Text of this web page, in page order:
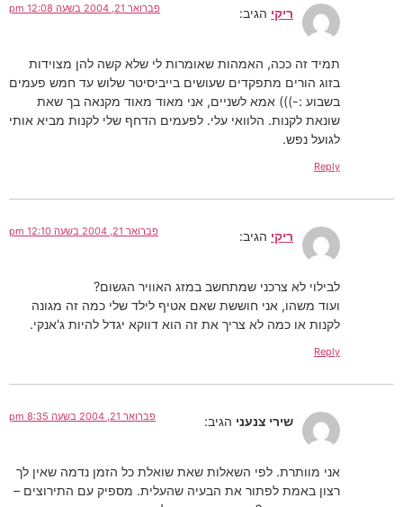
ריקי הגיב: פברואר 21, 2004 בשעה 12:08 pm
תמיד זה ככה, האמהות שאומרות לי שלא קשה להן מצוידות
בזוג הורים מתפקדים שעושים בייביסיטר שלוש עד חמש פעמים
בשבוע :-))) אמא לשניים, אני מאוד מאוד מקנאה בך שאת
שונאת לקנות. הלוואי עלי. לפעמים הדחף שלי לקנות מביא אותי
לגועל נפש.
Reply
ריקי הגיב: פברואר 21, 2004 בשעה 12:10 pm
לבילוי לא צרכני שמתחשב במזג האוויר הגשום?
ועוד משהו, אני חוששת שאם אטיף לילד שלי כמה זה מגונה
לקנות או כמה לא צריך את זה הוא דווקא יגדל להיות ג'אנקי.
Reply
שירי צנעני הגיב: פברואר 21, 2004 בשעה 8:35 pm
אני מוותרת. לפי השאלות שאת שואלת כל הזמן נדמה שאין לך
רצון באמת לפתור את הבעיה שהעלית. מספיק עם התירוצים –